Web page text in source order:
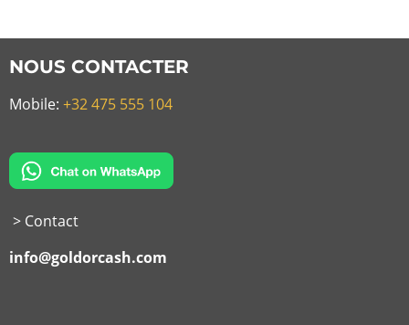
NOUS CONTACTER
Mobile: +32 475 555 104
> Contact
info@goldorcash.com